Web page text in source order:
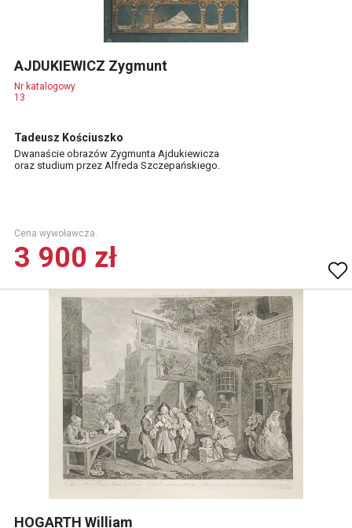
AJDUKIEWICZ Zygmunt
Nr katalogowy
13
Tadeusz Kościuszko
Dwanaście obrazów Zygmunta Ajdukiewicza
oraz studium przez Alfreda Szczepańskiego.
Cena wywoławcza.
3 900 zł
HOGARTH William